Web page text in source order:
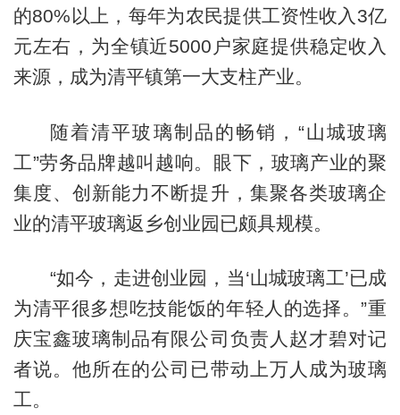
的80%以上，每年为农民提供工资性收入3亿
元左右，为全镇近5000户家庭提供稳定收入
来源，成为清平镇第一大支柱产业。
随着清平玻璃制品的畅销，“山城玻璃
工”劳务品牌越叫越响。眼下，玻璃产业的聚
集度、创新能力不断提升，集聚各类玻璃企
业的清平玻璃返乡创业园已颇具规模。
“如今，走进创业园，当‘山城玻璃工’已成
为清平很多想吃技能饭的年轻人的选择。”重
庆宝鑫玻璃制品有限公司负责人赵才碧对记
者说。他所在的公司已带动上万人成为玻璃
工。